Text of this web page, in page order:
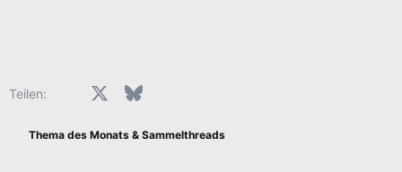
Teilen: FacebookX (Twitter)Bluesky
Thema des Monats & Sammelthreads